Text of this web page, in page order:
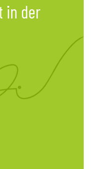
in der